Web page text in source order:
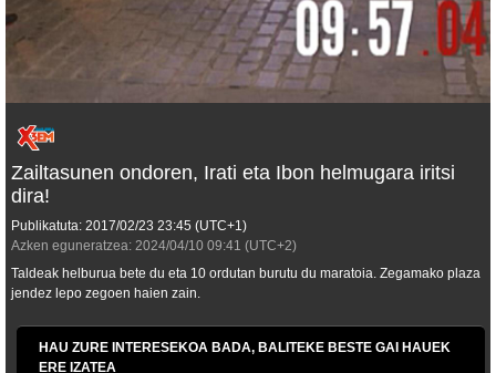
Zailtasunen ondoren, Irati eta Ibon helmugara iritsi
dira!
Publikatuta: 2017/02/23 23:45 (UTC+1)
Azken eguneratzea: 2024/04/10 09:41 (UTC+2)
Taldeak helburua bete du eta 10 ordutan burutu du maratoia. Zegamako plaza
jendez lepo zegoen haien zain.
HAU ZURE INTERESEKOA BADA, BALITEKE BESTE GAI HAUEK
ERE IZATEA